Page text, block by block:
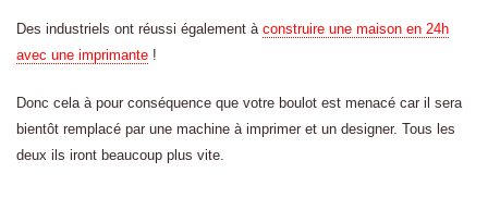
Des industriels ont réussi également à construire une maison en 24h
avec une imprimante !
Donc cela à pour conséquence que votre boulot est menacé car il sera
bientôt remplacé par une machine à imprimer et un designer. Tous les
deux ils iront beaucoup plus vite.